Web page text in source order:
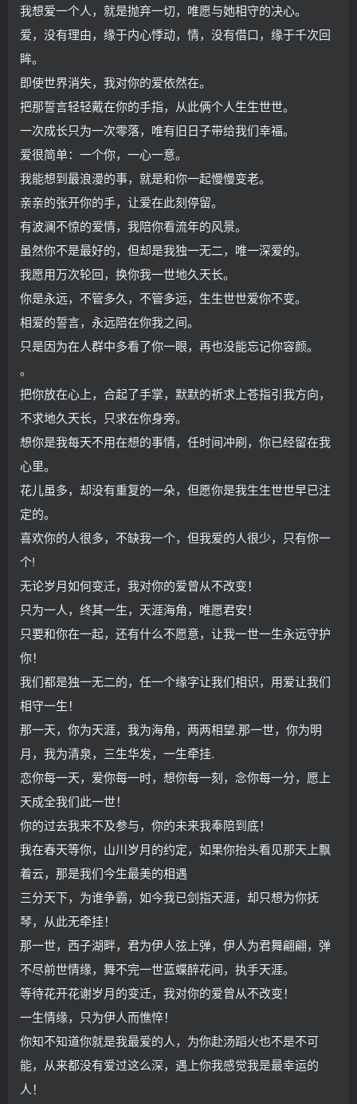
我想爱一个人，就是抛弃一切，唯愿与她相守的决心。
爱，没有理由，缘于内心悸动，情，没有借口，缘于千次回
眸。
即使世界消失，我对你的爱依然在。
把那誓言轻轻戴在你的手指，从此俩个人生生世世。
一次成长只为一次零落，唯有旧日子带给我们幸福。
爱很简单：一个你，一心一意。
我能想到最浪漫的事，就是和你一起慢慢变老。
亲亲的张开你的手，让爱在此刻停留。
有波澜不惊的爱情，我陪你看流年的风景。
虽然你不是最好的，但却是我独一无二，唯一深爱的。
我愿用万次轮回，换你我一世地久天长。
你是永远，不管多久，不管多远，生生世世爱你不变。
相爱的誓言，永远陪在你我之间。
只是因为在人群中多看了你一眼，再也没能忘记你容颜。
。
把你放在心上，合起了手掌，默默的祈求上苍指引我方向，
不求地久天长，只求在你身旁。
想你是我每天不用在想的事情，任时间冲刷，你已经留在我
心里。
花儿虽多，却没有重复的一朵，但愿你是我生生世世早已注
定的。
喜欢你的人很多，不缺我一个，但我爱的人很少，只有你一
个!
无论岁月如何变迁，我对你的爱曾从不改变！
只为一人，终其一生，天涯海角，唯愿君安！
只要和你在一起，还有什么不愿意，让我一世一生永远守护
你！
我们都是独一无二的，任一个缘字让我们相识，用爱让我们
相守一生！
那一天，你为天涯，我为海角，两两相望.那一世，你为明
月，我为清泉，三生华发，一生牵挂.
恋你每一天，爱你每一时，想你每一刻，念你每一分，愿上
天成全我们此一世！
你的过去我来不及参与，你的未来我奉陪到底！
我在春天等你，山川岁月的约定，如果你抬头看见那天上飘
着云，那是我们今生最美的相遇
三分天下，为谁争霸，如今我已剑指天涯，却只想为你抚
琴，从此无牵挂！
那一世，西子湖畔，君为伊人弦上弹，伊人为君舞翩翩，弹
不尽前世情缘，舞不完一世蓝蝶醉花间，执手天涯。
等待花开花谢岁月的变迁，我对你的爱曾从不改变！
一生情缘，只为伊人而憔悴！
你知不知道你就是我最爱的人，为你赴汤蹈火也不是不可
能，从来都没有爱过这么深，遇上你我感觉我是最幸运的
人！